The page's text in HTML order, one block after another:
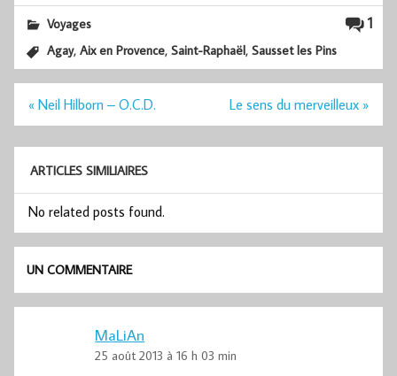
1
Voyages
Agay,Aix en Provence,Saint-Raphaël,Sausset les Pins
Navigation
« Neil Hilborn – O.C.D. Le sens du merveilleux »
ARTICLES SIMILIAIRES
No related posts found.
UN COMMENTAIRE
MaLiAn
25 août 2013 à 16 h 03 min